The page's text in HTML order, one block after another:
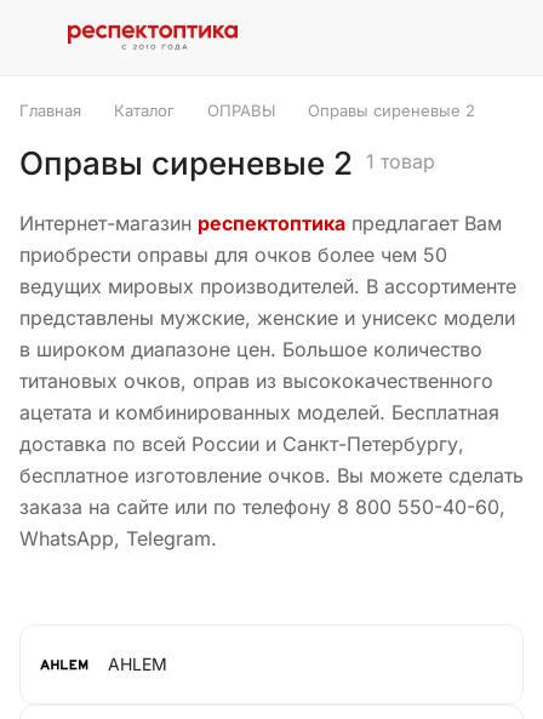
Главная Каталог ОПРАВЫ Оправы сиреневые 2
Оправы сиреневые 2 1 товар
Интернет-магазин респектоптика предлагает Вам
приобрести оправы для очков более чем 50
ведущих мировых производителей. В ассортименте
представлены мужские, женские и унисекс модели
в широком диапазоне цен. Большое количество
титановых очков, оправ из высококачественного
ацетата и комбинированных моделей. Бесплатная
доставка по всей России и Санкт-Петербургу,
бесплатное изготовление очков. Вы можете сделать
заказа на сайте или по телефону 8 800 550-40-60,
WhatsApp, Telegram.
AHLEM